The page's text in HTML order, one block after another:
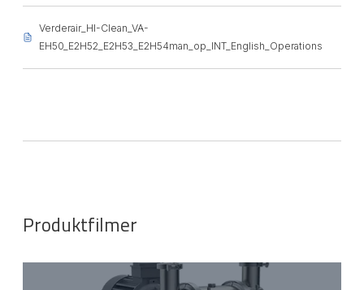
Verderair_HI-Clean_VA-
EH50_E2H52_E2H53_E2H54man_op_INT_English_Operations
Produktfilmer